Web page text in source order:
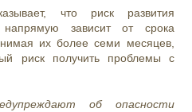
что риск развития
напрямую зависит от срока
их более семи месяцев,
риск получить проблемы с
об опасности